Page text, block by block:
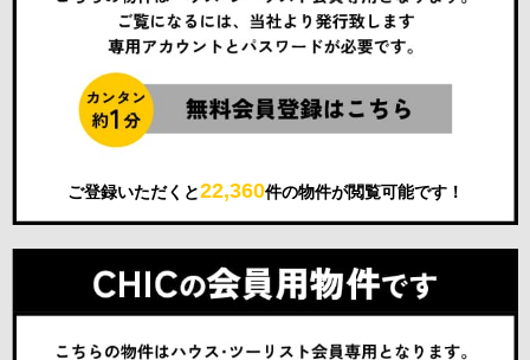
ご登録いただくと22,360件の物件が閲覧可能です！